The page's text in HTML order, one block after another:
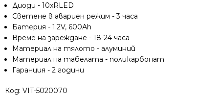
Диоди - 10xRLED
Светене в авариен режим - 3 часа
Батерия - 1.2V, 600Аh
Време на зареждане - 18-24 часа
Материал на тялото - алуминий
Материал на табелата - поликарбонат
Гаранция - 2 години
Код: VIT-5020070